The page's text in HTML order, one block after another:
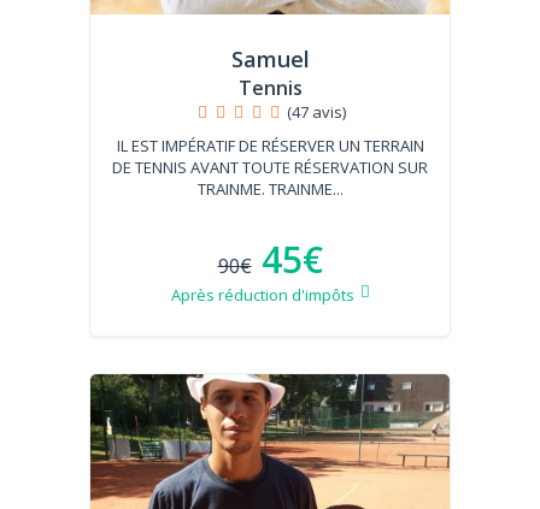
Samuel
Tennis
(47 avis)
IL EST IMPÉRATIF DE RÉSERVER UN TERRAIN
DE TENNIS AVANT TOUTE RÉSERVATION SUR
TRAINME. TRAINME...
90€ 45€
Après réduction d'impôts